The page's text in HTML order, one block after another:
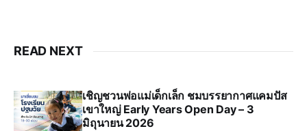
READ NEXT
เชิญชวนพ่อแม่เด็กเล็ก ชมบรรยากาศแคมปัส
เขาใหญ่ Early Years Open Day – 3
มิถุนายน 2026